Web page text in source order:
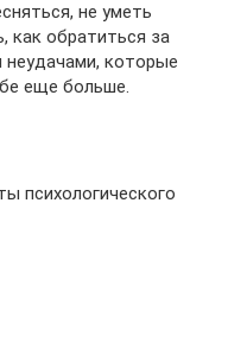
не уметь
как обратиться за
которые
еще больше.
психологического